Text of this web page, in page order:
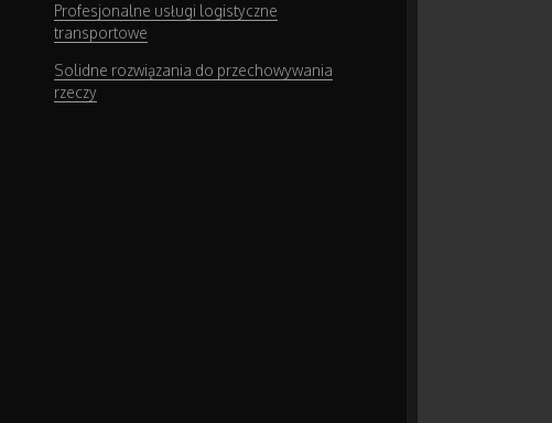
Profesjonalne usługi logistyczne
transportowe
Solidne rozwiązania do przechowywania
rzeczy